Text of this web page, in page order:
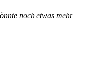
noch etwas mehr